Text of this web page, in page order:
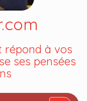
répond à vos
ses pensées